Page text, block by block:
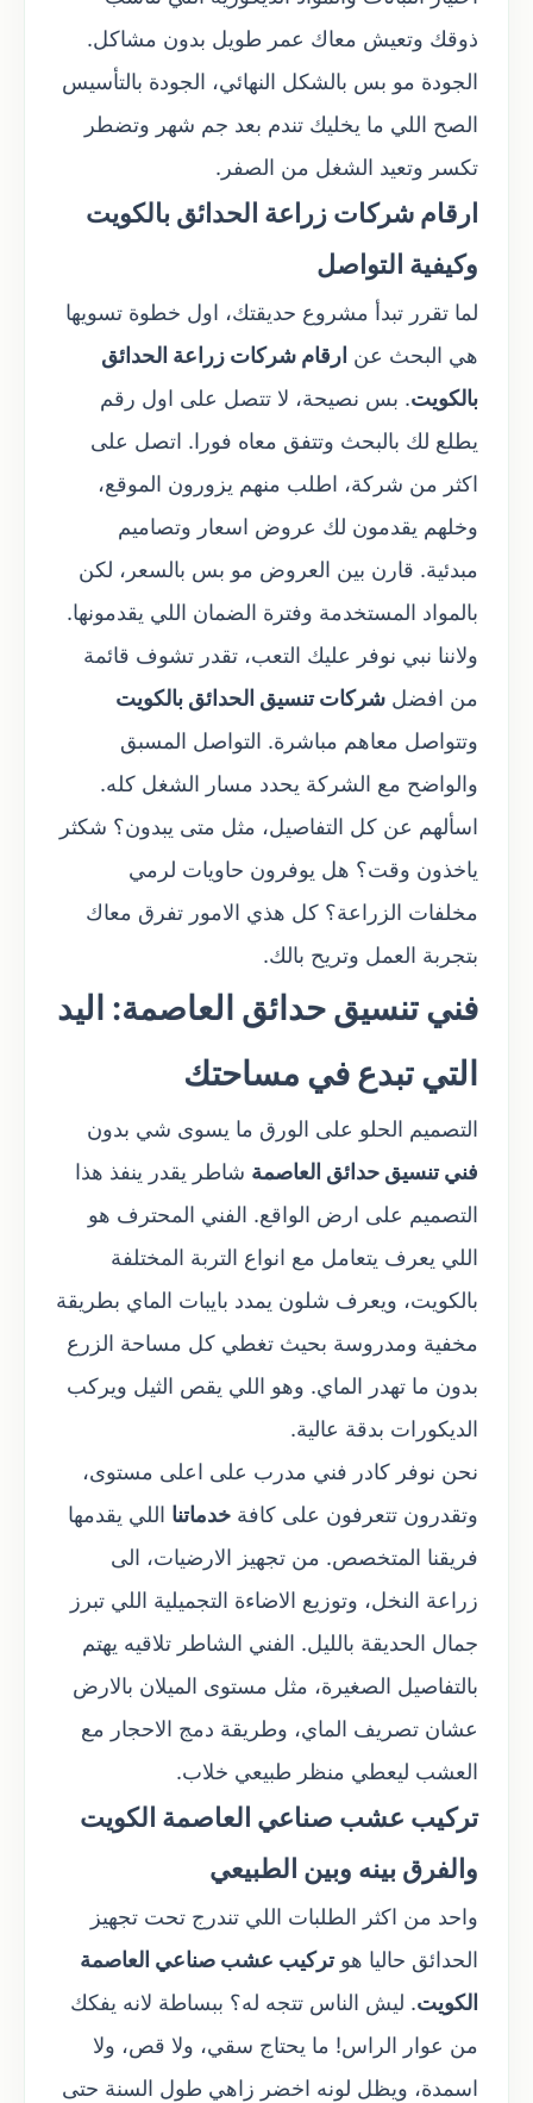
ذوقك وتعيش معاك عمر طويل بدون مشاكل.
الجودة مو بس بالشكل النهائي، الجودة بالتأسيس
الصح اللي ما يخليك تندم بعد جم شهر وتضطر
تكسر وتعيد الشغل من الصفر.
ارقام شركات زراعة الحدائق بالكويت
وكيفية التواصل
لما تقرر تبدأ مشروع حديقتك، اول خطوة تسويها
هي البحث عن ارقام شركات زراعة الحدائق
بالكويت. بس نصيحة، لا تتصل على اول رقم
يطلع لك بالبحث وتتفق معاه فورا. اتصل على
اكثر من شركة، اطلب منهم يزورون الموقع،
وخلهم يقدمون لك عروض اسعار وتصاميم
مبدئية. قارن بين العروض مو بس بالسعر، لكن
بالمواد المستخدمة وفترة الضمان اللي يقدمونها.
ولاننا نبي نوفر عليك التعب، تقدر تشوف قائمة
من افضل شركات تنسيق الحدائق بالكويت
وتتواصل معاهم مباشرة. التواصل المسبق
والواضح مع الشركة يحدد مسار الشغل كله.
اسألهم عن كل التفاصيل، مثل متى يبدون؟ شكثر
ياخذون وقت؟ هل يوفرون حاويات لرمي
مخلفات الزراعة؟ كل هذي الامور تفرق معاك
بتجربة العمل وتريح بالك.
فني تنسيق حدائق العاصمة: اليد
التي تبدع في مساحتك
التصميم الحلو على الورق ما يسوى شي بدون
فني تنسيق حدائق العاصمة شاطر يقدر ينفذ هذا
التصميم على ارض الواقع. الفني المحترف هو
اللي يعرف يتعامل مع انواع التربة المختلفة
بالكويت، ويعرف شلون يمدد بايبات الماي بطريقة
مخفية ومدروسة بحيث تغطي كل مساحة الزرع
بدون ما تهدر الماي. وهو اللي يقص الثيل ويركب
الديكورات بدقة عالية.
نحن نوفر كادر فني مدرب على اعلى مستوى،
وتقدرون تتعرفون على كافة خدماتنا اللي يقدمها
فريقنا المتخصص. من تجهيز الارضيات، الى
زراعة النخل، وتوزيع الاضاءة التجميلية اللي تبرز
جمال الحديقة بالليل. الفني الشاطر تلاقيه يهتم
بالتفاصيل الصغيرة، مثل مستوى الميلان بالارض
عشان تصريف الماي، وطريقة دمج الاحجار مع
العشب ليعطي منظر طبيعي خلاب.
تركيب عشب صناعي العاصمة الكويت
والفرق بينه وبين الطبيعي
واحد من اكثر الطلبات اللي تندرج تحت تجهيز
الحدائق حاليا هوتركيب عشب صناعي العاصمة
الكويت. ليش الناس تتجه له؟ ببساطة لانه يفكك
من عوار الراس! ما يحتاج سقي، ولا قص، ولا
اسمدة، ويظل لونه اخضر زاهي طول السنة حتى